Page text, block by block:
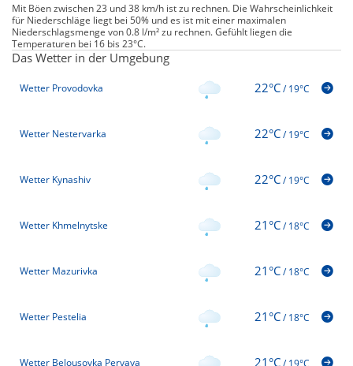
Mit Böen zwischen 23 und 38 km/h ist zu rechnen. Die Wahrscheinlichkeit
für Niederschläge liegt bei 50% und es ist mit einer maximalen
Niederschlagsmenge von 0.8 l/m² zu rechnen. Gefühlt liegen die
Temperaturen bei 16 bis 23°C.
Das Wetter in der Umgebung
Wetter Provodovka 22°C/19°C
Wetter Nestervarka 22°C/19°C
Wetter Kynashiv 22°C/19°C
Wetter Khmelnytske 21°C/18°C
Wetter Mazurivka 21°C/18°C
Wetter Pestelia 21°C/18°C
Wetter Belousovka Pervaya 21°C